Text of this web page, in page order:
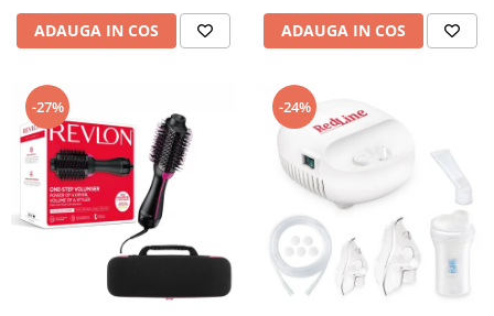
ADAUGA IN COS ADAUGA IN COS
-27% -24%